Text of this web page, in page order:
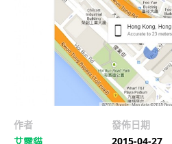
作者
發佈日期
2015-04-27